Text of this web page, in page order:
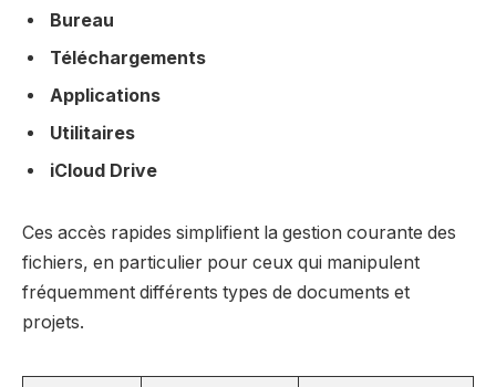
Bureau
Téléchargements
Applications
Utilitaires
iCloud Drive
Ces accès rapides simplifient la gestion courante des
fichiers, en particulier pour ceux qui manipulent
fréquemment différents types de documents et
projets.